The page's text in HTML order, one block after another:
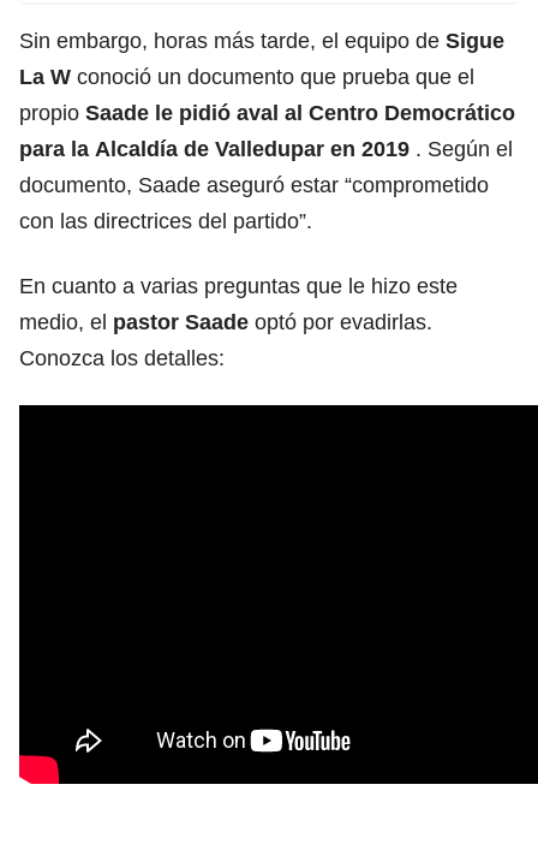
Sin embargo, horas más tarde, el equipo de Sigue
La W conoció un documento que prueba que el
propio Saade le pidió aval al Centro Democrático
para la Alcaldía de Valledupar en 2019 . Según el
documento, Saade aseguró estar “comprometido
con las directrices del partido”.
En cuanto a varias preguntas que le hizo este
medio, el pastor Saade optó por evadirlas.
Conozca los detalles: